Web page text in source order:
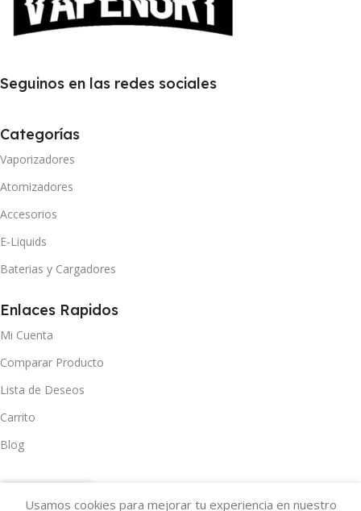
Seguinos en las redes sociales
Categorías
Vaporizadores
Atomizadores
Accesorios
E-Liquids
Baterias y Cargadores
Enlaces Rapidos
Mi Cuenta
Comparar Producto
Lista de Deseos
Carrito
Blog
Usamos cookies para mejorar tu experiencia en nuestro